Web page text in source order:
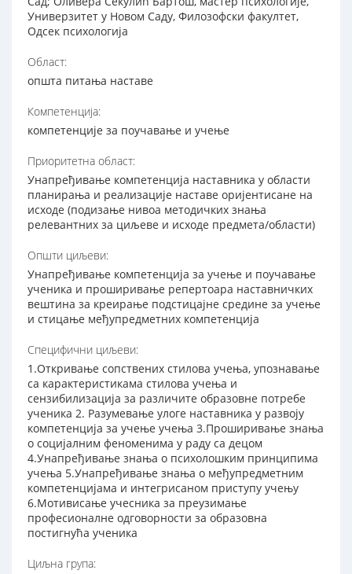
Универзитет у Новом Саду, Филозофски факултет,
Одсек психологија
Област:
општа питања наставе
Компетенција:
компетенције за поучавање и учење
Приоритетна област:
Унапређивање компетенција наставника у области
планирања и реализације наставе оријентисане на
исходе (подизање нивоа методичких знања
релевантних за циљеве и исходе предмета/области)
Општи циљеви:
Унапређивање компетенција за учење и поучавање
ученика и проширивање репертоара наставничких
вештина за креирање подстицајне средине за учење
и стицање међупредметних компетенција
Специфични циљеви:
1.Откривање сопствених стилова учења, упознавање
са карактеристикама стилова учења и
сензибилизација за различите образовне потребе
ученика 2. Разумевање улоге наставника у развоју
компетенција за учење учења 3.Проширивање знања
о социјалним феноменима у раду са децом
4.Унапређивање знања о психолошким принципима
учења 5.Унапређивање знања о међупредметним
компетенцијама и интегрисаном приступу учењу
6.Мотивисање учесника за преузимање
професионалне одговорности за образовна
постигнућа ученика
Циљна група: